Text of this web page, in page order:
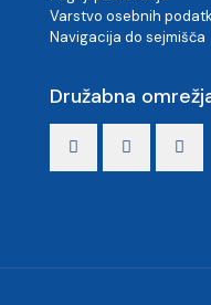
Varstvo osebnih
Navigacija do sejmišča
Družabna